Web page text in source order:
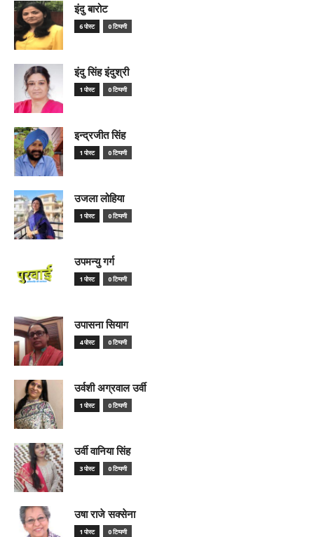
इंदु बारोट
6 पोस्ट 0 टिप्पणी
इंदु सिंह इंदुश्री
1 पोस्ट 0 टिप्पणी
इन्द्रजीत सिंह
1 पोस्ट 0 टिप्पणी
उजला लोहिया
1 पोस्ट 0 टिप्पणी
उपमन्यु गर्ग
1 पोस्ट 0 टिप्पणी
उपासना सियाग
4 पोस्ट 0 टिप्पणी
उर्वशी अग्रवाल उर्वी
1 पोस्ट 0 टिप्पणी
उर्वी वानिया सिंह
3 पोस्ट 0 टिप्पणी
उषा राजे सक्सेना
1 पोस्ट 0 टिप्पणी